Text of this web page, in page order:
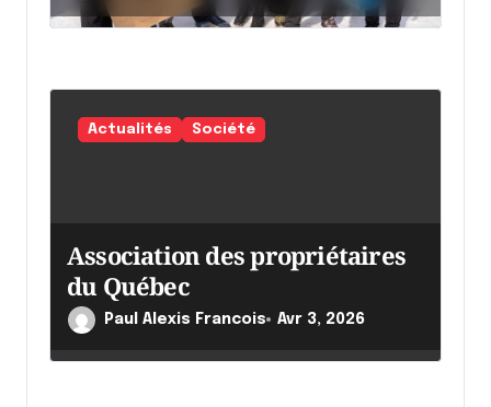
Actualités Société
Association des propriétaires
du Québec
Paul Alexis Francois Avr 3, 2026